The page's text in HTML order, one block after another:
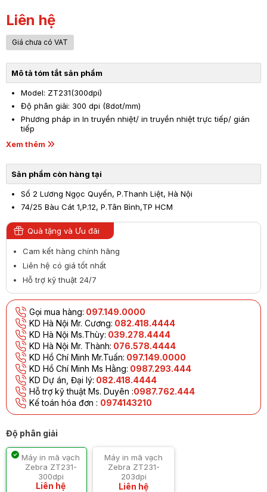
Liên hệ
Giá chưa có VAT
Mô tả tóm tắt sản phẩm
Model: ZT231(300dpi)
Độ phân giải: 300 dpi (8dot/mm)
Phương pháp in In truyền nhiệt/ in truyền nhiệt trực tiếp/ gián
tiếp
Xem thêm
Sản phẩm còn hàng tại
Số 2 Lương Ngọc Quyến, P.Thanh Liệt, Hà Nội
74/25 Bàu Cát 1,P.12, P.Tân Bình,TP HCM
Quà tặng và Ưu đãi
Cam kết hàng chính hãng
Liên hệ có giá tốt nhất
Hỗ trợ kỹ thuật 24/7
Gọi mua hàng: 097.149.0000
KD Hà Nội Mr. Cương: 082.418.4444
KD Hà Nội Ms.Thùy: 039.278.4444
KD Hà Nội Mr. Thành: 076.578.4444
KD Hồ Chí Minh Mr.Tuấn: 097.149.0000
KD Hồ Chí Minh Ms Hằng: 0987.293.444
KD Dự án, Đại lý: 082.418.4444
Hỗ trợ kỹ thuật Ms. Duyên :0987.762.444
Kế toán hóa đơn : 0974143210
Độ phân giải
Máy in mã vạch
Zebra ZT231-
300dpi
Liên hệ
Máy in mã vạch
Zebra ZT231-
203dpi
Liên hệ